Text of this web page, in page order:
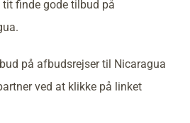
finde gode tilbud på
på afbudsrejser til Nicaragua
ved at klikke på linket